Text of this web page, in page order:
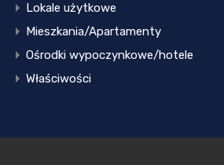
Lokale użytkowe
Mieszkania/Apartamenty
Ośrodki wypoczynkowe/hotele
Właściwości